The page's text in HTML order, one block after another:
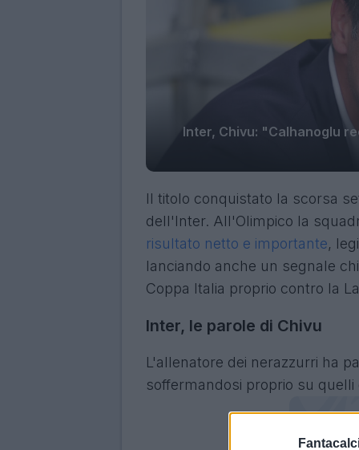
Inter, Chivu: "Calhanoglu
Il titolo conquistato la scorsa
dell'Inter. All'Olimpico la
risultato netto e importante,
lanciando anche un segnale
Coppa Italia proprio contro la
Inter, le parole di Chivu
L'allenatore dei nerazzurri ha
soffermandosi proprio su